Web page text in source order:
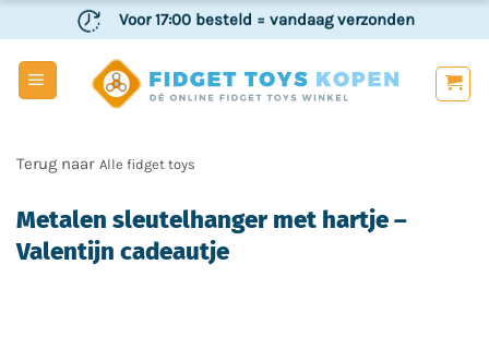
naar
inhoud
Voor 17:00 besteld = vandaag verzonden
Veiligen achteraf betalen
Metalen sleutelhanger met hartje –
Valentijn cadeautje
Alle fidget toys